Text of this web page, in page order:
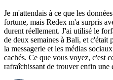
Je m'attendais à ce que les
fortune, mais Redex m'a surpris
durent réellement. J'ai utilisé le
de deux semaines à Bali, et c'était
la messagerie et les médias
cachés. Ce que vous voyez, c'est
rafraîchissant de trouver enfin une